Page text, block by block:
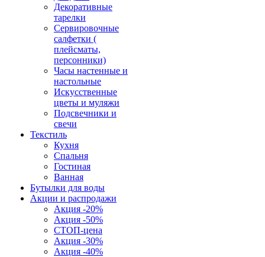
Декоративные
тарелки
Сервировочные
салфетки (
плейсматы,
персонники)
Часы настенные и
настольные
Искусственные
цветы и муляжи
Подсвечники и
свечи
Текстиль
Кухня
Спальня
Гостиная
Ванная
Бутылки для воды
Акции и распродажи
Акция -20%
Акция -50%
СТОП-цена
Акция -30%
Акция -40%